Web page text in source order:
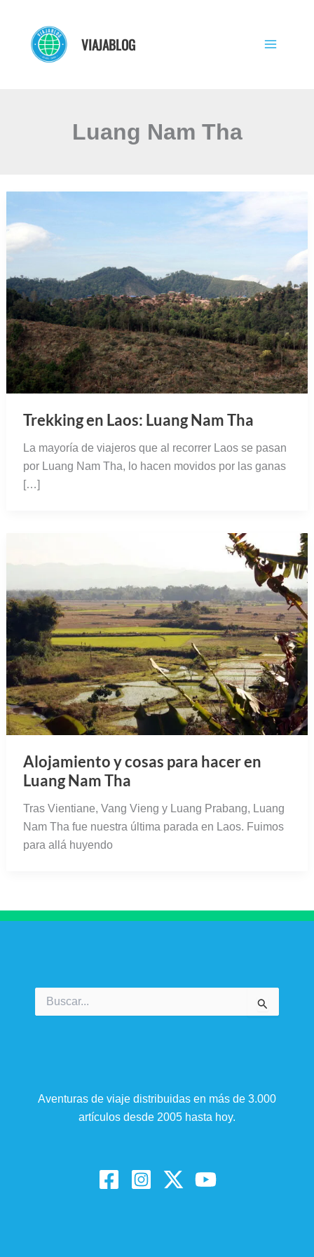
contenido
VIAJABLOG
Luang Nam Tha
Trekking en Laos: Luang Nam Tha
La mayoría de viajeros que al recorrer Laos se pasan
por Luang Nam Tha, lo hacen movidos por las ganas
[…]
Alojamiento y cosas para hacer en
Luang Nam Tha
Tras Vientiane, Vang Vieng y Luang Prabang, Luang
Nam Tha fue nuestra última parada en Laos. Fuimos
para allá huyendo
por:
Aventuras de viaje distribuidas en más de 3.000
artículos desde 2005 hasta hoy.